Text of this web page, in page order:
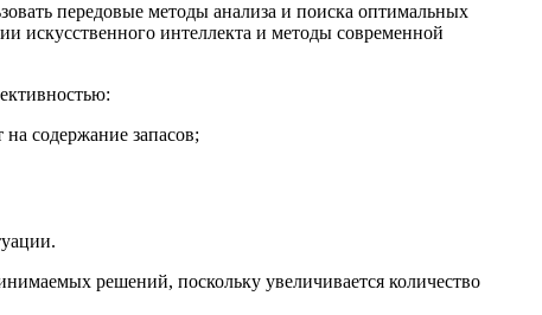
передовые методы анализа и поиска оптимальных
искусственного интеллекта и методы современной
содержание запасов;
решений, поскольку увеличивается количество